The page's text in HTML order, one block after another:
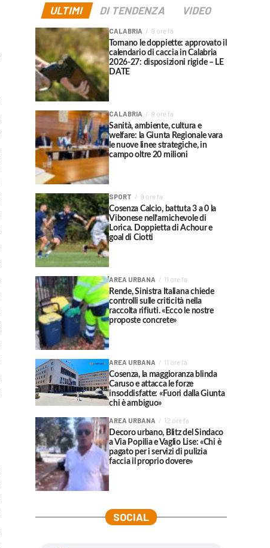
ULTIMI DI TENDENZA VIDEO
CALABRIA 9 ore fa
Tornano le doppiette: approvato il
calendario di caccia in Calabria
2026-27: disposizioni rigide – LE
DATE
CALABRIA 9 ore fa
Sanità, ambiente, cultura e
welfare: la Giunta Regionale vara
le nuove linee strategiche, in
campo oltre 20 milioni
SPORT 9 ore fa
Cosenza Calcio, battuta 3 a 0 la
Vibonese nell’amichevole di
Lorica. Doppietta di Achour e
goal di Ciotti
AREA URBANA 11 ore fa
Rende, Sinistra Italiana chiede
controlli sulle criticità nella
raccolta rifiuti. «Ecco le nostre
proposte concrete»
AREA URBANA 11 ore fa
Cosenza, la maggioranza blinda
Caruso e attacca le forze
insoddisfatte: «Fuori dalla Giunta
chi è ambiguo»
AREA URBANA 12 ore fa
Decoro urbano, Blitz del Sindaco
a Via Popilia e Vaglio Lise: «Chi è
pagato per i servizi di pulizia
faccia il proprio dovere»
SOCIAL